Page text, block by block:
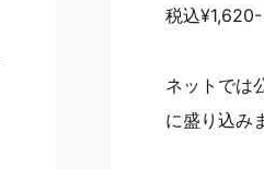
税込¥1,620-
ネットでは
に盛り込み